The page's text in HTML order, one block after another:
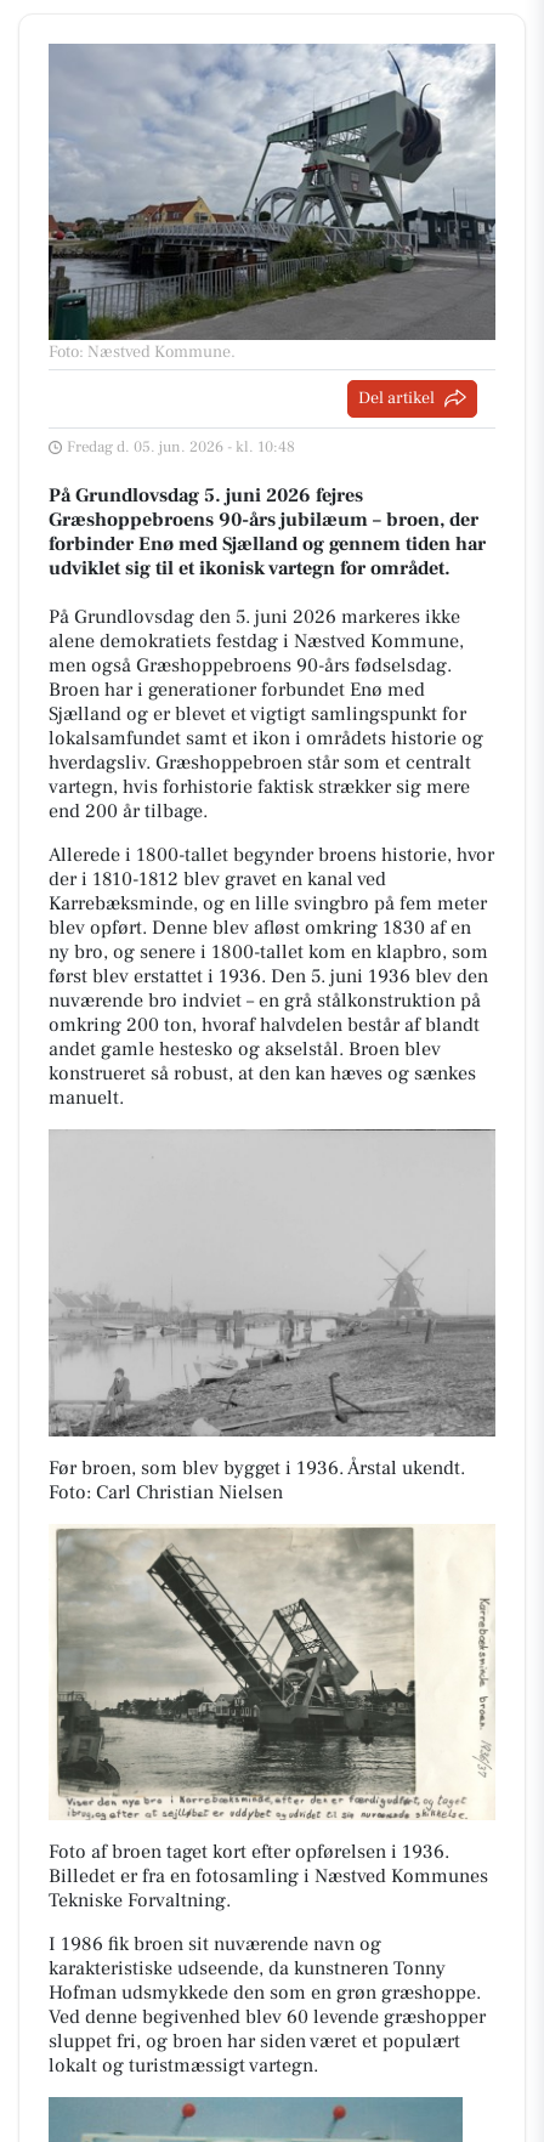
Foto: Næstved Kommune.
Del artikel
Fredag d. 05. jun. 2026 - kl. 10:48
På Grundlovsdag 5. juni 2026 fejres
Græshoppebroens 90-års jubilæum – broen, der
forbinder Enø med Sjælland og gennem tiden har
udviklet sig til et ikonisk vartegn for området.
På Grundlovsdag den 5. juni 2026 markeres ikke
alene demokratiets festdag i Næstved Kommune,
men også Græshoppebroens 90-års fødselsdag.
Broen har i generationer forbundet Enø med
Sjælland og er blevet et vigtigt samlingspunkt for
lokalsamfundet samt et ikon i områdets historie og
hverdagsliv. Græshoppebroen står som et centralt
vartegn, hvis forhistorie faktisk strækker sig mere
end 200 år tilbage.
Allerede i 1800-tallet begynder broens historie, hvor
der i 1810-1812 blev gravet en kanal ved
Karrebæksminde, og en lille svingbro på fem meter
blev opført. Denne blev afløst omkring 1830 af en
ny bro, og senere i 1800-tallet kom en klapbro, som
først blev erstattet i 1936. Den 5. juni 1936 blev den
nuværende bro indviet – en grå stålkonstruktion på
omkring 200 ton, hvoraf halvdelen består af blandt
andet gamle hestesko og akselstål. Broen blev
konstrueret så robust, at den kan hæves og sænkes
manuelt.
Før broen, som blev bygget i 1936. Årstal ukendt.
Foto: Carl Christian Nielsen
Foto af broen taget kort efter opførelsen i 1936.
Billedet er fra en fotosamling i Næstved Kommunes
Tekniske Forvaltning.
I 1986 fik broen sit nuværende navn og
karakteristiske udseende, da kunstneren Tonny
Hofman udsmykkede den som en grøn græshoppe.
Ved denne begivenhed blev 60 levende græshopper
sluppet fri, og broen har siden været et populært
lokalt og turistmæssigt vartegn.